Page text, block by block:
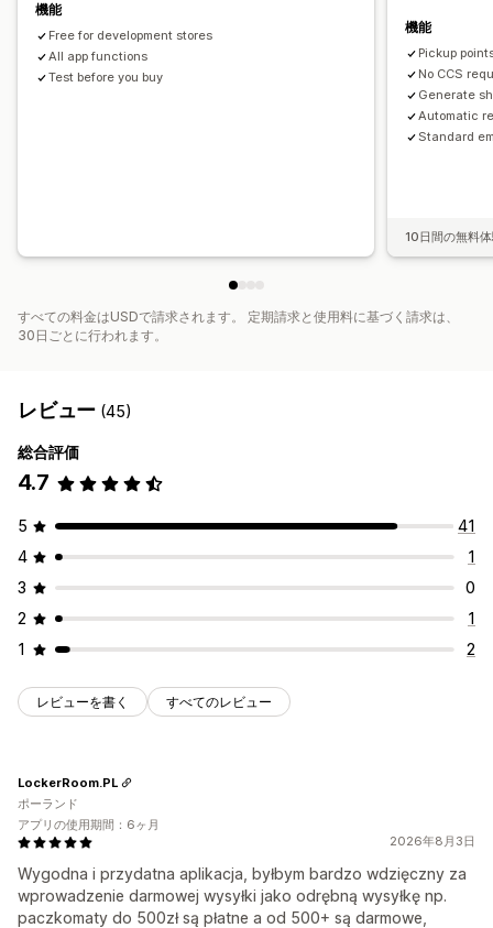
機能
Free for development stores
All app functions
Test before you buy
機能
Pickup
No CCS
Generate
Automatic
Standard
10日間の無料
すべての料金はUSDで請求されます。 定期請求と使用料に基づく請求は、
30日ごとに行われます。
レビュー (45)
総合評価
4.7
5
41
4
1
3
0
2
1
1
2
レビューを書く すべてのレビュー
2026年8月3日
Wygodna i przydatna aplikacja, byłbym bardzo wdzięczny za
wprowadzenie darmowej wysyłki jako odrębną wysyłkę np.
paczkomaty do 500zł są płatne a od 500+ są darmowe,
LockerRoom.PL
ポーランド
アプリの使用期間：6ヶ月